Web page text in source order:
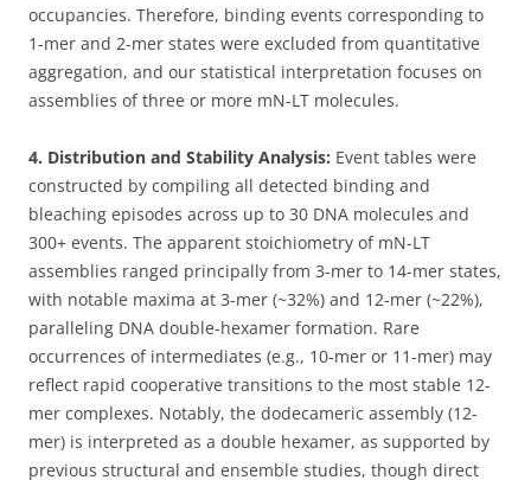
occupancies. Therefore, binding events corresponding to
1-mer and 2-mer states were excluded from quantitative
aggregation, and our statistical interpretation focuses on
assemblies of three or more mN-LT molecules.
4. Distribution and Stability Analysis: Event tables were
constructed by compiling all detected binding and
bleaching episodes across up to 30 DNA molecules and
300+ events. The apparent stoichiometry of mN-LT
assemblies ranged principally from 3-mer to 14-mer states,
with notable maxima at 3-mer (~32%) and 12-mer (~22%),
paralleling DNA double-hexamer formation. Rare
occurrences of intermediates (e.g., 10-mer or 11-mer) may
reflect rapid cooperative transitions to the most stable 12-
mer complexes. Notably, the dodecameric assembly (12-
mer) is interpreted as a double hexamer, as supported by
previous structural and ensemble studies, though direct